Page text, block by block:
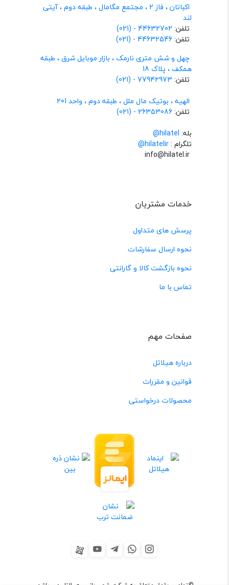
اکباتان ، فاز 2 ، مجتمع مگامال ، طبقه دوم ، آیتی
لند
تلفن: 44632702 - (021)
تلفن:44632546 - (021)
چهل و شش متری نارمک ، بازار موبایل شرق ، طبقه
همکف ، پلاک 18
تلفن: 77942973 - (021)
الهیه ، بوتیک مال ملل ، طبقه دوم ، واحد 201
تلفن:26353086 - (021)
بله: hilatel@
تلگرام :@hilatelir
خدمات مشتریان
پرسش های متداول
نحوه ارسال سفارشات
نحوه بازگشت کالا و گارانتی
تماس با ما
صفحات مهم
درباره هیلاتل
قوانین و مقررات
محصولات درخواستی